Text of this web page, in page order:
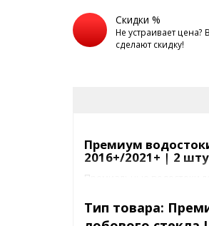
Скидки %
Не устраивает
сделают скидку!
Премиум
2016+/2021+ | 2
Премиальные водостоки
избавит от
зеркалахпосле
препятсвует
Тип товара: